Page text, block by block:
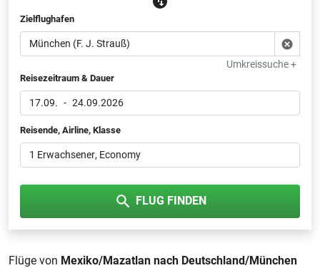
Zielflughafen
Umkreissuche +
Reisezeitraum & Dauer
17.09. - 24.09.2026
Reisende, Airline, Klasse
1 Erwachsener, Economy
FLUG FINDEN
Flüge von Mexiko/Mazatlan nach Deutschland/München